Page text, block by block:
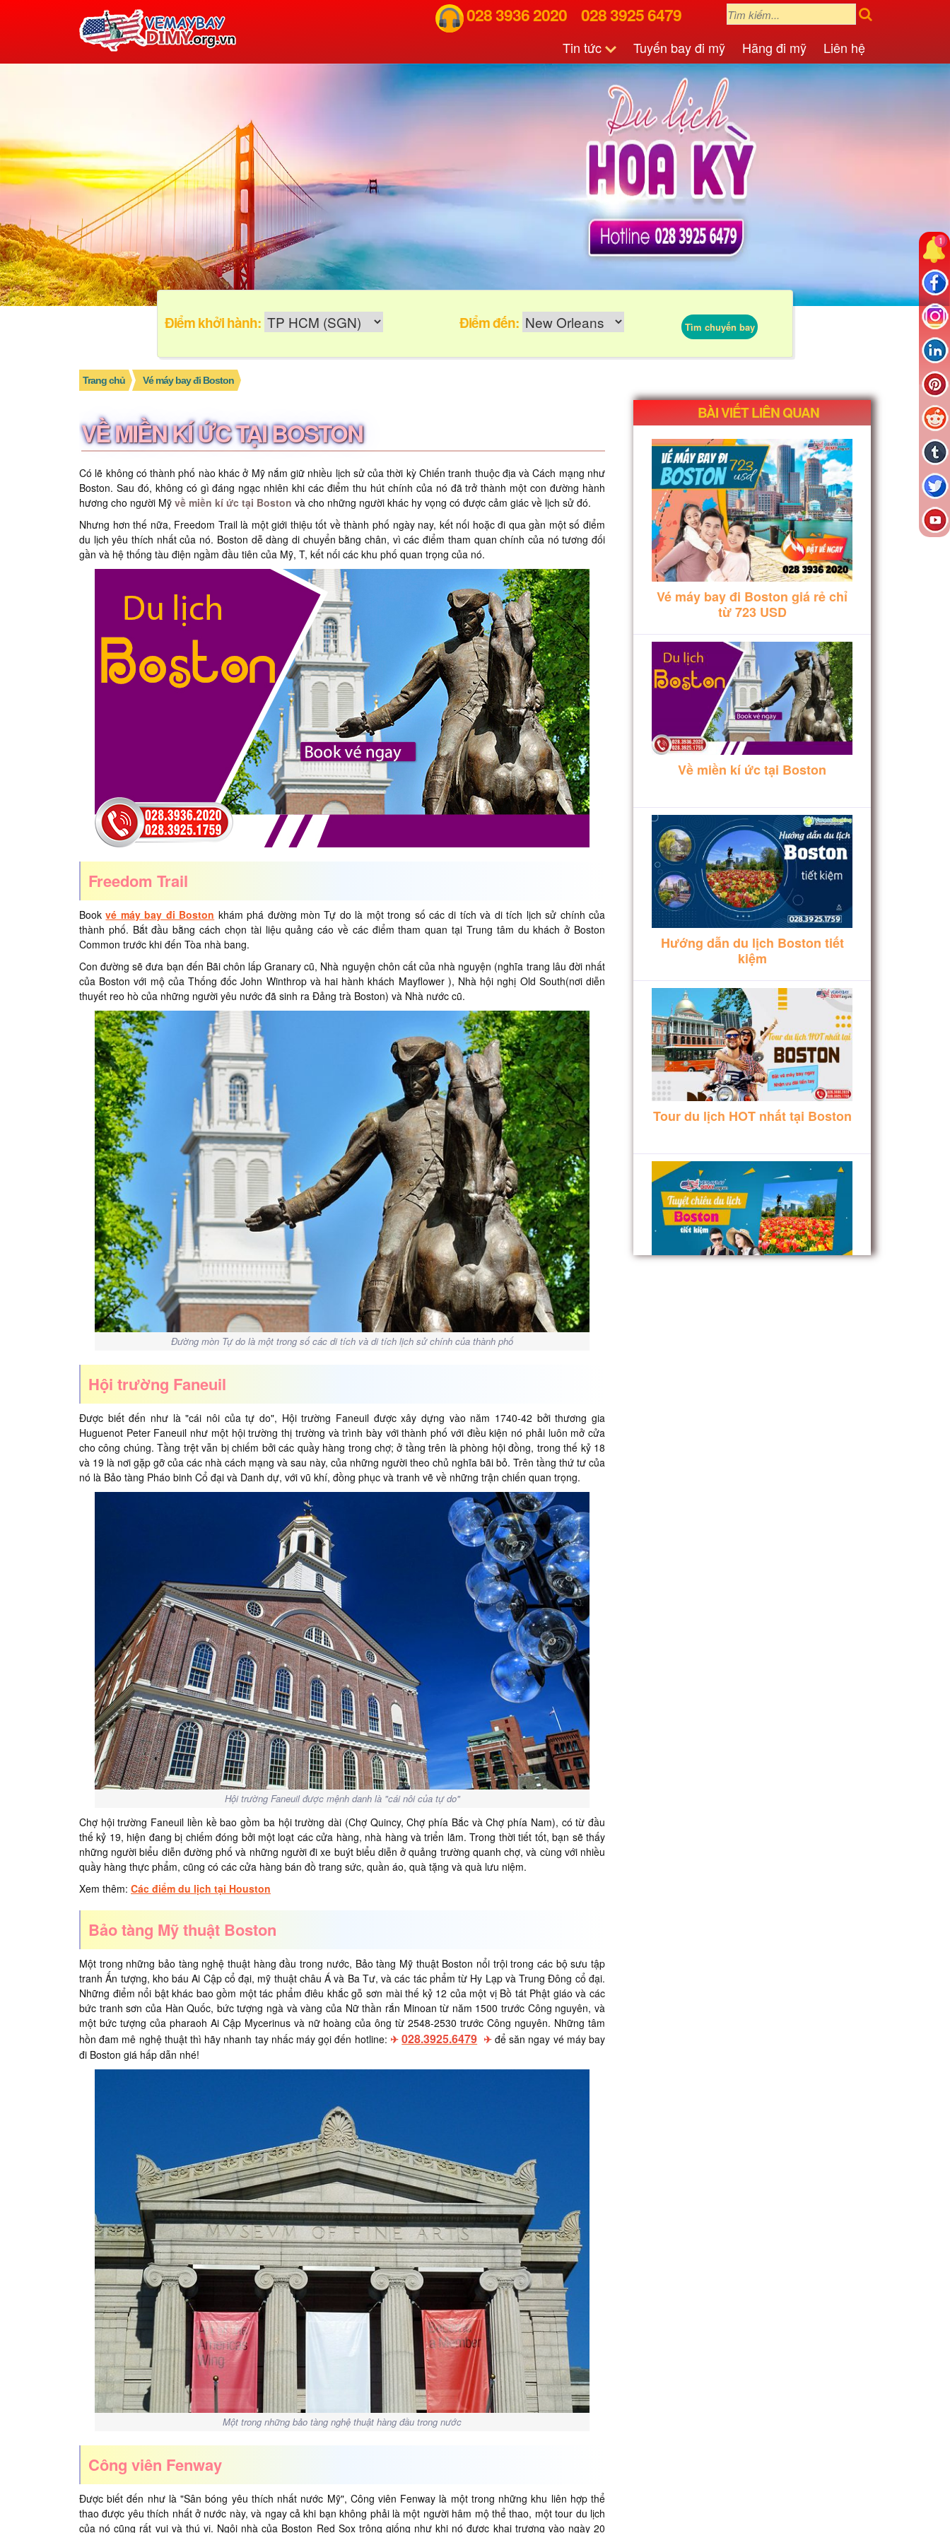
028 3936 2020 028 3925 6479
Tin tức Tuyến bay đi mỹ Hãng đi mỹ Liên hệ
Điểm khởi hành: Điểm đến: Tìm chuyến bay
Trang chủ Vé máy bay đi Boston
VỀ MIỀN KÍ ỨC TẠI BOSTON
Có lẽ không có thành phố nào khác ở Mỹ nắm giữ nhiều lịch sử của thời kỳ Chiến tranh thuộc địa và Cách mạng như
Boston. Sau đó, không có gì đáng ngạc nhiên khi các điểm thu hút chính của nó đã trở thành một con đường hành
hương cho người Mỹ về miền kí ức tại Boston và cho những người khác hy vọng có được cảm giác về lịch sử đó.
Nhưng hơn thế nữa, Freedom Trail là một giới thiệu tốt về thành phố ngày nay, kết nối hoặc đi qua gần một số điểm
du lịch yêu thích nhất của nó. Boston dễ dàng di chuyển bằng chân, vì các điểm tham quan chính của nó tương đối
gần và hệ thống tàu điện ngầm đầu tiên của Mỹ, T, kết nối các khu phố quan trọng của nó.
Freedom Trail
Bookvé máy bay đi Boston khám phá đường mòn Tự do là một trong số các di tích và di tích lịch sử chính của
thành phố. Bắt đầu bằng cách chọn tài liệu quảng cáo về các điểm tham quan tại Trung tâm du khách ở Boston
Common trước khi đến Tòa nhà bang.
Con đường sẽ đưa bạn đến Bãi chôn lấp Granary cũ, Nhà nguyện chôn cất của nhà nguyện (nghĩa trang lâu đời nhất
của Boston với mộ của Thống đốc John Winthrop và hai hành khách Mayflower ), Nhà hội nghị Old South(nơi diễn
thuyết reo hò của những người yêu nước đã sinh ra Đảng trà Boston) và Nhà nước cũ.
Đường mòn Tự do là một trong số các di tích và di tích lịch sử chính của thành phố
Hội trường Faneuil
Được biết đến như là "cái nôi của tự do", Hội trường Faneuil được xây dựng vào năm 1740-42 bởi thương gia
Huguenot Peter Faneuil như một hội trường thị trường và trình bày với thành phố với điều kiện nó phải luôn mở cửa
cho công chúng. Tầng trệt vẫn bị chiếm bởi các quầy hàng trong chợ; ở tầng trên là phòng hội đồng, trong thế kỷ 18
và 19 là nơi gặp gỡ của các nhà cách mạng và sau này, của những người theo chủ nghĩa bãi bỏ. Trên tầng thứ tư của
nó là Bảo tàng Pháo binh Cổ đại và Danh dự, với vũ khí, đồng phục và tranh vẽ về những trận chiến quan trọng.
Hội trường Faneuil được mệnh danh là "cái nôi của tự do"
Chợ hội trường Faneuil liền kề bao gồm ba hội trường dài (Chợ Quincy, Chợ phía Bắc và Chợ phía Nam), có từ đầu
thế kỷ 19, hiện đang bị chiếm đóng bởi một loạt các cửa hàng, nhà hàng và triển lãm. Trong thời tiết tốt, bạn sẽ thấy
những người biểu diễn đường phố và những người đi xe buýt biểu diễn ở quảng trường quanh chợ, và cùng với nhiều
quầy hàng thực phẩm, cũng có các cửa hàng bán đồ trang sức, quần áo, quà tặng và quà lưu niệm.
Xem thêm: Các điểm du lịch tại Houston
Bảo tàng Mỹ thuật Boston
Một trong những bảo tàng nghệ thuật hàng đầu trong nước, Bảo tàng Mỹ thuật Boston nổi trội trong các bộ sưu tập
tranh Ấn tượng, kho báu Ai Cập cổ đại, mỹ thuật châu Á và Ba Tư, và các tác phẩm từ Hy Lạp và Trung Đông cổ đại.
Những điểm nổi bật khác bao gồm một tác phẩm điêu khắc gỗ sơn mài thế kỷ 12 của một vị Bồ tát Phật giáo và các
bức tranh sơn của Hàn Quốc, bức tượng ngà và vàng của Nữ thần rắn Minoan từ năm 1500 trước Công nguyên, và
một bức tượng của pharaoh Ai Cập Mycerinus và nữ hoàng của ông từ 2548-2530 trước Công nguyên. Những tâm
hồn đam mê nghệ thuật thì hãy nhanh tay nhấc máy gọi đến hotline: ✈ 028.3925.6479 ✈để săn ngay vé máy bay
đi Boston giá hấp dẫn nhé!
Một trong những bảo tàng nghệ thuật hàng đầu trong nước
Công viên Fenway
Được biết đến như là "Sân bóng yêu thích nhất nước Mỹ", Công viên Fenway là một trong những khu liên hợp thể
thao được yêu thích nhất ở nước này, và ngay cả khi bạn không phải là một người hâm mộ thể thao, một tour du lịch
của nó cũng rất vui và thú vị. Ngôi nhà của Boston Red Sox trông giống như khi nó được khai trương vào ngày 20
BÀI VIẾT LIÊN QUAN
Vé máy bay đi Boston giá rẻ chỉ
từ 723 USD
Về miền kí ức tại Boston
Hướng dẫn du lịch Boston tiết
kiệm
Tour du lịch HOT nhất tại Boston